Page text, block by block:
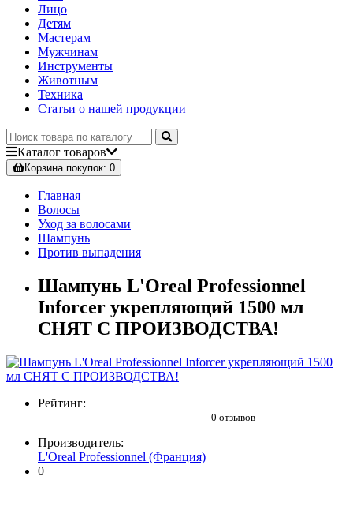
Лицо
Детям
Мастерам
Мужчинам
Инструменты
Животным
Техника
Статьи о нашей продукции
Каталог товаров
Корзинапокупок: 0
Главная
Волосы
Уход за волосами
Шампунь
Против выпадения
Шампунь L'Oreal Professionnel
Inforcer укрепляющий 1500 мл
СНЯТ С ПРОИЗВОДСТВА!
Рейтинг:
0 отзывов
Производитель:
L'Oreal Professionnel (Франция)
0